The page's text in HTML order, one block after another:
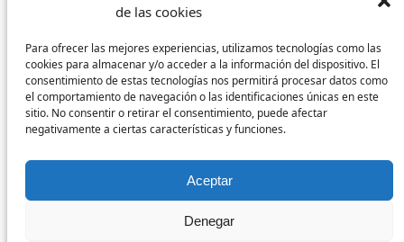
de las cookies
Para ofrecer las mejores experiencias, utilizamos tecnologías como las
cookies para almacenar y/o acceder a la información del dispositivo. El
consentimiento de estas tecnologías nos permitirá procesar datos como
el comportamiento de navegación o las identificaciones únicas en este
sitio. No consentir o retirar el consentimiento, puede afectar
negativamente a ciertas características y funciones.
Aceptar
Denegar
Envíos y devoluciones
Formas de pago
Política de cookies
Condiciones de venta
Síguenos